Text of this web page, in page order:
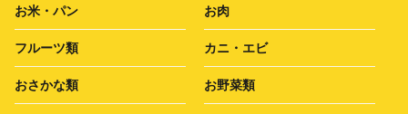
お米・パン お肉
フルーツ類 カニ・エビ
おさかな類 お野菜類